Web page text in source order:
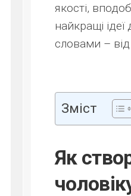
якості,
найкращі
словами –
Зміст
Як